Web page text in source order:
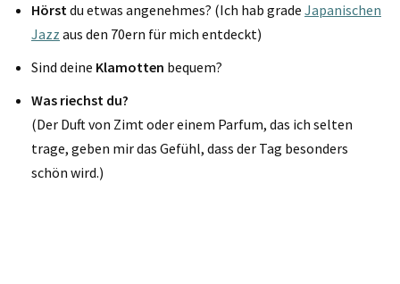
Hörstdu etwas angenehmes? (Ich hab grade Japanischen
Jazz aus den 70ern für mich entdeckt)
Sind deine Klamotten bequem?
Was riechst du?
(Der Duft von Zimt oder einem Parfum, das ich selten
trage, geben mir das Gefühl, dass der Tag besonders
schön wird.)